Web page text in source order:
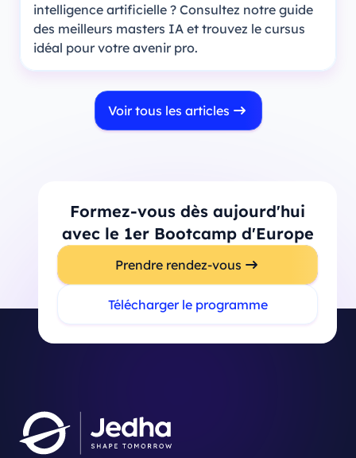
intelligence artificielle ? Consultez notre guide
des meilleurs masters IA et trouvez le cursus
idéal pour votre avenir pro.
Voir tous les articles
Formez-vous dès aujourd'hui
avec le 1er Bootcamp d'Europe
Prendre rendez-vous
Télécharger le programme